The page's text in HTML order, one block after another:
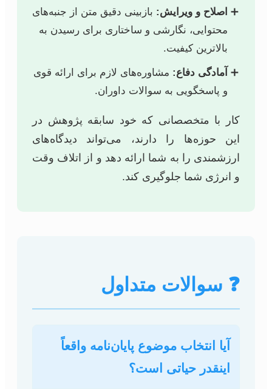
اصلاح و ویرایش: بازبینی دقیق متن از جنبه‌های
محتوایی، نگارشی و ساختاری برای رسیدن به
بالاترین کیفیت.
آمادگی دفاع: مشاوره‌های لازم برای ارائه قوی
و پاسخگویی به سوالات داوران.
کار با متخصصانی که خود سابقه پژوهش در
این حوزه‌ها را دارند، می‌تواند دیدگاه‌های
ارزشمندی را به شما ارائه دهد و از اتلاف وقت
و انرژی شما جلوگیری کند.
❓ سوالات متداول
آیا انتخاب موضوع پایان‌نامه واقعاً
اینقدر حیاتی است؟